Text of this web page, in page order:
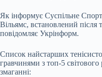
Як інформує Суспільне
Вільямс, встановлений після
повідомляє Укрінформ.
Список найстарших
гравчинями з топ-5
змаганні: